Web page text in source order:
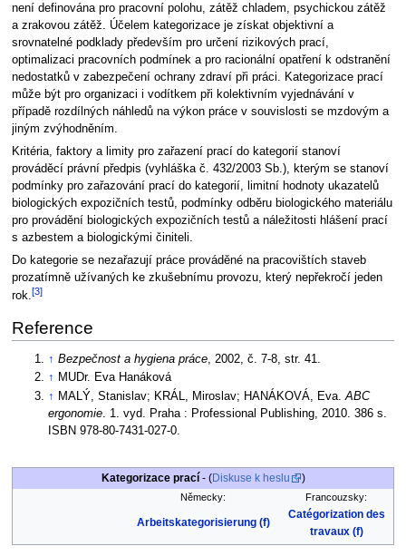
není definována pro pracovní polohu, zátěž chladem, psychickou zátěž
a zrakovou zátěž. Účelem kategorizace je získat objektivní a
srovnatelné podklady především pro určení rizikových prací,
optimalizaci pracovních podmínek a pro racionální opatření k odstranění
nedostatků v zabezpečení ochrany zdraví při práci. Kategorizace prací
může být pro organizaci i vodítkem při kolektivním vyjednávání v
případě rozdílných náhledů na výkon práce v souvislosti se mzdovým a
jiným zvýhodněním.
Kritéria, faktory a limity pro zařazení prací do kategorií stanoví
prováděcí právní předpis (vyhláška č. 432/2003 Sb.), kterým se stanoví
podmínky pro zařazování prací do kategorií, limitní hodnoty ukazatelů
biologických expozičních testů, podmínky odběru biologického materiálu
pro provádění biologických expozičních testů a náležitosti hlášení prací
s azbestem a biologickými činiteli.
Do kategorie se nezařazují práce prováděné na pracovištích staveb
prozatímně užívaných ke zkušebnímu provozu, který nepřekročí jeden
rok.[3]
Reference
↑ Bezpečnost a hygiena práce, 2002, č. 7-8, str. 41.
↑ MUDr. Eva Hanáková
↑ MALÝ, Stanislav; KRÁL, Miroslav; HANÁKOVÁ, Eva.ABC
ergonomie . 1. vyd. Praha : Professional Publishing, 2010. 386 s.
ISBN 978-80-7431-027-0.
Kategorizace prací- (Diskuse k heslu )
Německy: Francouzsky:
Arbeitskategorisierung (f)
Catégorization des
travaux (f)